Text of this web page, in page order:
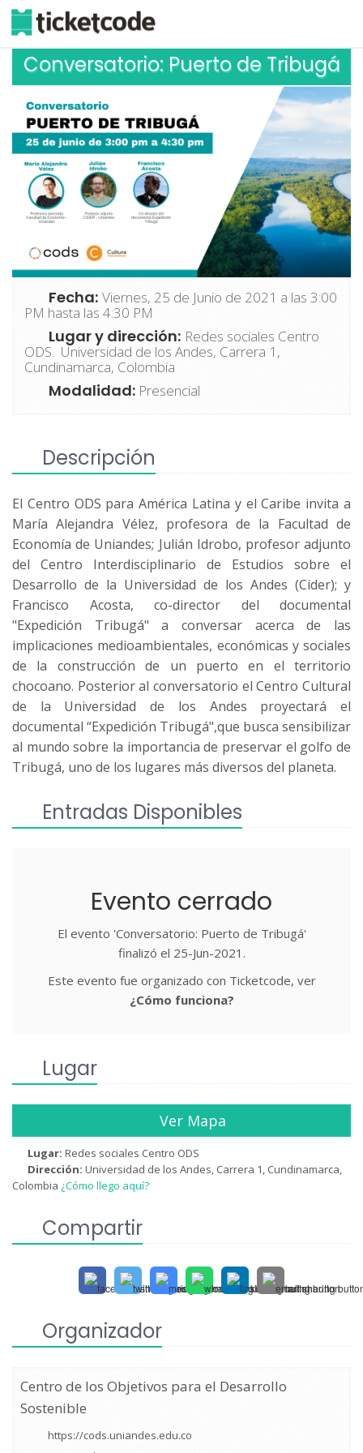
Conversatorio: Puerto de Tribugá
Fecha: Viernes, 25 de Junio de 2021 a las 3:00
PM hasta las 4:30 PM
Lugar y dirección: Redes sociales Centro
ODS. Universidad de los Andes, Carrera 1,
Cundinamarca, Colombia
Modalidad: Presencial
Descripción
El Centro ODS para América Latina y el Caribe invita a
María Alejandra Vélez, profesora de la Facultad de
Economía de Uniandes; Julián Idrobo, profesor adjunto
del Centro Interdisciplinario de Estudios sobre el
Desarrollo de la Universidad de los Andes (Cider); y
Francisco Acosta, co-director del documental
"Expedición Tribugá" a conversar acerca de las
implicaciones medioambientales, económicas y sociales
de la construcción de un puerto en el territorio
chocoano. Posterior al conversatorio el Centro Cultural
de la Universidad de los Andes proyectará el
documental “Expedición Tribugá",que busca sensibilizar
al mundo sobre la importancia de preservar el golfo de
Tribugá, uno de los lugares más diversos del planeta.
Entradas Disponibles
Evento cerrado
El evento 'Conversatorio: Puerto de Tribugá'
finalizó el 25-Jun-2021.
Este evento fue organizado con Ticketcode, ver
¿Cómo funciona?
Lugar
Ver Mapa
Lugar:Redes sociales Centro ODS
Dirección:Universidad de los Andes, Carrera 1, Cundinamarca,
Colombia ¿Cómo llego aquí?
Compartir
Organizador
Centro de los Objetivos para el Desarrollo
Sostenible
https://cods.uniandes.edu.co